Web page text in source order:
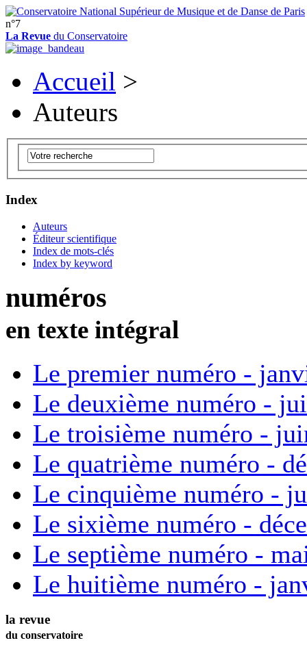
n°7
La Revue du Conservatoire
Accueil >
Auteurs
Index
Auteurs
Éditeur scientifique
Index de mots-clés
Index by keyword
numéros
en texte intégral
Le premier numéro -
Le deuxième numéro -
Le troisième numéro -
Le quatrième numéro -
Le cinquième numéro -
Le sixième numéro -
Le septième numéro -
Le huitième numéro -
la revue
du conservatoire